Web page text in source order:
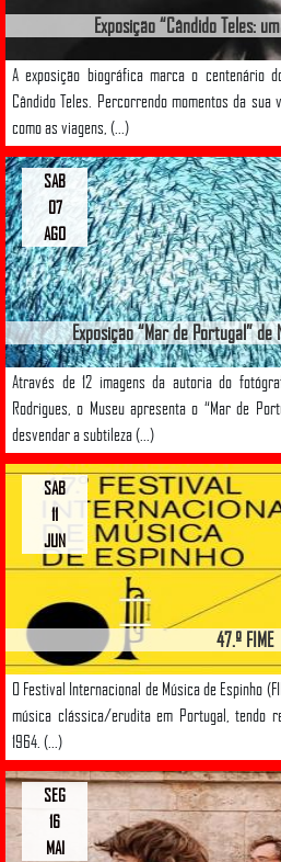
Exposição “Cândido Teles:
A exposição biográfica marca o centenário
Cândido Teles. Percorrendo momentos da
como as viagens, (...)
Exposição “Mar de Portugal” de
Através de 12 imagens da autoria do
Rodrigues, o Museu apresenta o “Mar de
desvendar a subtileza (...)
SAB
07
AGO
47.º FIME
O Festival Internacional de Música de Espinho
música clássica/erudita em Portugal, tendo
1964. (...)
SAB
11
JUN
SEG
16
MAI